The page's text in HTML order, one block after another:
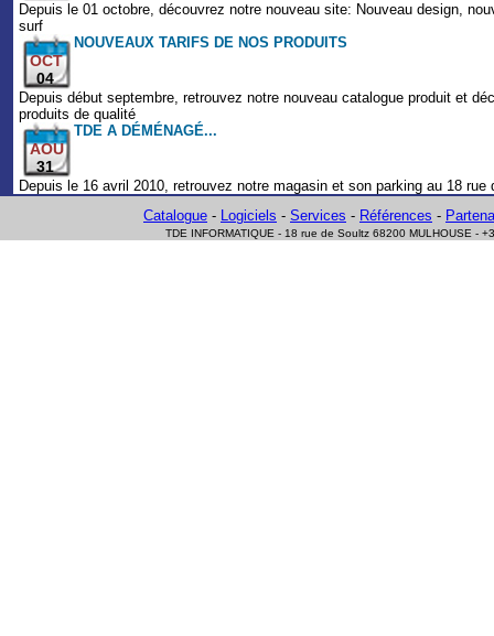
Depuis le 01 octobre, découvrez notre nouveau site: Nouveau design,
surf
OCT
04
NOUVEAUX TARIFS DE NOS PRODUITS
Depuis début septembre, retrouvez notre nouveau catalogue produit et
produits de qualité
AOU
31
TDE A DÉMÉNAGÉ...
Depuis le 16 avril 2010, retrouvez notre magasin et son parking au 18
Catalogue - Logiciels - Services - Références -
TDE INFORMATIQUE - 18 rue de Soultz 68200 MULHOUSE -